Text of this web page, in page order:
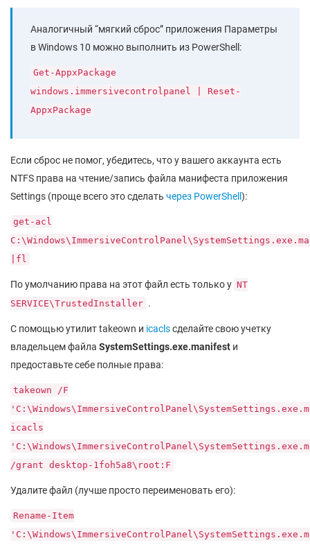
Аналогичный “мягкий сброс” приложения Параметры
в Windows 10 можно выполнить из PowerShell:
Get-AppxPackage
windows.immersivecontrolpanel | Reset-
AppxPackage
Если сброс не помог, убедитесь, что у вашего аккаунта есть
NTFS права на чтение/запись файла манифеста приложения
Settings (проще всего это сделать через PowerShell ):
get-acl
|fl
По умолчанию права на этот файл есть только у NT
SERVICE\TrustedInstaller .
С помощью утилит takeown и icaclsсделайте свою учетку
владельцем файла SystemSettings.exe.manifest и
предоставьте себе полные права:
takeown /F
icacls
/grant desktop-1foh5a8\root:F
Удалите файл (лучше просто переименовать его):
Rename-Item